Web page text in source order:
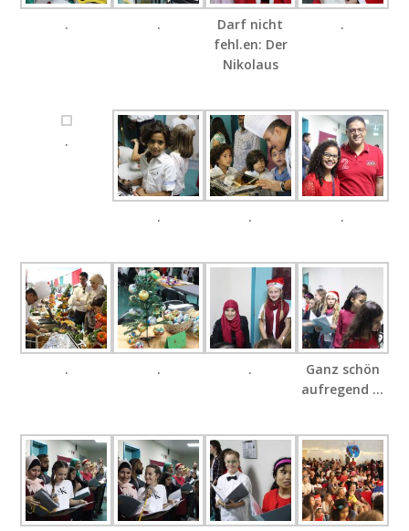
. .
Darf nicht
fehl.en: Der
Nikolaus
.
.
. . .
. . .
Ganz schön
aufregend …